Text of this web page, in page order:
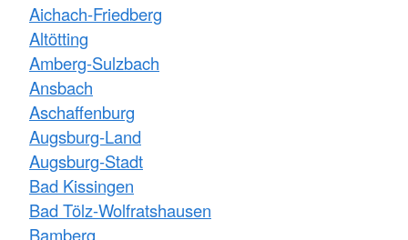
Aichach-Friedberg
Altötting
Amberg-Sulzbach
Ansbach
Aschaffenburg
Augsburg-Land
Augsburg-Stadt
Bad Kissingen
Bad Tölz-Wolfratshausen
Bamberg